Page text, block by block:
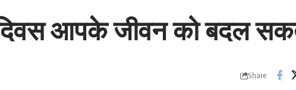
आपके जीवन को बदल
Share